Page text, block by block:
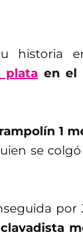
historia
plata en el
1
se
por